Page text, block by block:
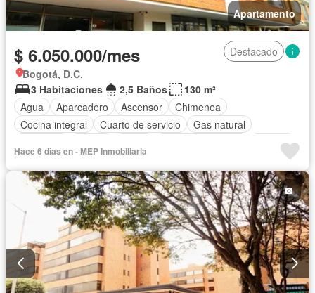
Apartamento
$ 6.050.000/mes
Destacado
Bogotá, D.C.
3 Habitaciones
2,5 Baños
130 m²
Agua
Aparcadero Ascensor
Chimenea
Cocina integral
Cuarto de servicio
Gas natural
Terraza
Hace 6 días en - MEP Inmobiliaria